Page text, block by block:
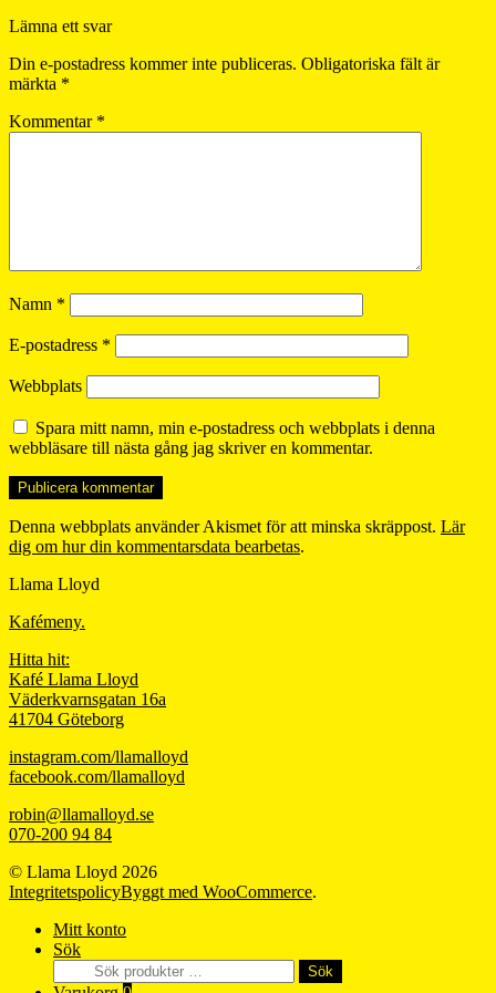
Lämna ett svar
Din e-postadress kommer inte publiceras. Obligatoriska fält är
märkta *
Kommentar *
Namn *
E-postadress *
Webbplats
Spara mitt namn, min e-postadress och webbplats i denna
webbläsare till nästa gång jag skriver en kommentar.
Denna webbplats använder Akismet för att minska skräppost. Lär
dig om hur din kommentarsdata bearbetas.
Llama Lloyd
Kafémeny.
Hitta hit:
Kafé Llama Lloyd
Väderkvarnsgatan 16a
41704 Göteborg
instagram.com/llamalloyd
facebook.com/llamalloyd
robin@llamalloyd.se
070-200 94 84
© Llama Lloyd 2026
IntegritetspolicyByggt med WooCommerce.
Mitt konto
Sök
efter:
Sök